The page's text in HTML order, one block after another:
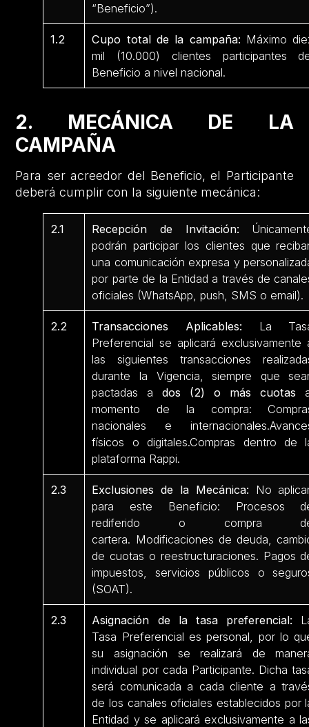
“Beneficio”).
1.2 Cupo total de la campaña: Máximo
mil (10.000) clientes participantes
Beneficio a nivel nacional.
2. MECÁNICA DE LA
CAMPAÑA
Para ser acreedor del Beneficio, el Participante
deberá cumplir con la siguiente mecánica:
2.1 Recepción de Invitación:
podrán participar los clientes que
una comunicación expresa y
por parte de la Entidad a través de
oficiales (WhatsApp, push, SMS o email).
2.2 Transacciones Aplicables: La
Preferencial se aplicará exclusivamente
las siguientes transacciones
durante la Vigencia, siempre que
pactadas ados (2) o más cuotas
momento de la compra:
nacionales e
físicos o digitales.Compras dentro de
plataforma Rappi.
2.3 Exclusiones de la Mecánica: No
para este Beneficio: Procesos
rediferido o compra
cartera. Modificaciones de deuda,
de cuotas o reestructuraciones. Pagos
impuestos, servicios públicos o
(SOAT).
2.3 Asignación de la tasa preferencial:
Tasa Preferencial es personal, por lo
su asignación se realizará de
individual por cada Participante. Dicha
será comunicada a cada cliente a
de los canales oficiales establecidos por
Entidad y se aplicará exclusivamente a